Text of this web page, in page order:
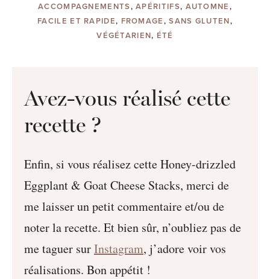
ACCOMPAGNEMENTS,APÉRITIFS, AUTOMNE,
FACILE ET RAPIDE, FROMAGE,SANS GLUTEN,
VÉGÉTARIEN, ÉTÉ
Avez-vous réalisé cette
recette ?
Enfin, si vous réalisez cette Honey-drizzled
Eggplant & Goat Cheese Stacks, merci de
me laisser un petit commentaire et/ou de
noter la recette. Et bien sûr, n’oubliez pas de
me taguer surInstagram, j’adore voir vos
réalisations. Bon appétit !